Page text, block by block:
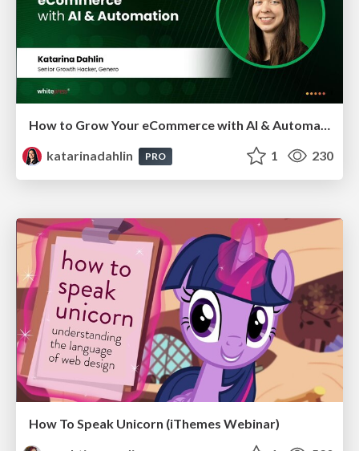
How to Grow Your eCommerce with AI & Automation
katarinadahlin
PRO 1 230
How To Speak Unicorn (iThemes Webinar)